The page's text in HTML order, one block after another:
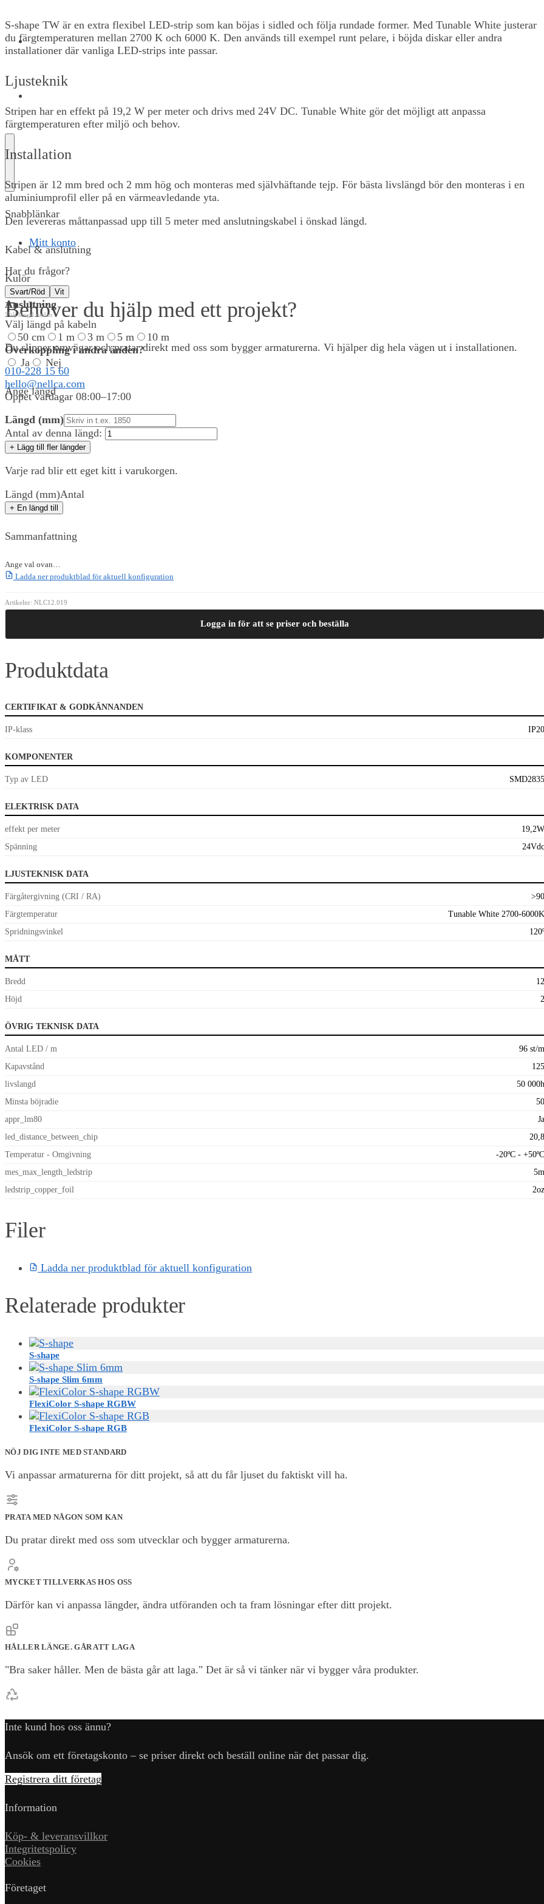
OM OSS
Snabblänkar
Mitt konto
Har du frågor?
Behöver du hjälp med ett projekt?
Du slipper omvägar och pratar direkt med oss som bygger armaturerna. Vi hjälper dig hela vägen ut i installationen.
010-228 15 60
hello@nellca.com
Öppet vardagar 08:00–17:00
0,00KR 0
S-shape TW är en extra flexibel LED-strip som kan böjas i sidled och följa rundade former. Med Tunable White justerar
du färgtemperaturen mellan 2700 K och 6000 K. Den används till exempel runt pelare, i böjda diskar eller andra
installationer där vanliga LED-strips inte passar.
Ljusteknik
Stripen har en effekt på 19,2 W per meter och drivs med 24V DC. Tunable White gör det möjligt att anpassa
färgtemperaturen efter miljö och behov.
Installation
Stripen är 12 mm bred och 2 mm hög och monteras med självhäftande tejp. För bästa livslängd bör den monteras i en
aluminiumprofil eller på en värmeavledande yta.
Den levereras måttanpassad upp till 5 meter med anslutningskabel i önskad längd.
Kabel & anslutning
Kulör
Svart/Röd Vit
Anslutning
Välj längd nedan
Välj längd på kabeln
50 cm
1 m 3 m 5 m
10 m
Överkoppling i andra änden?
Ja
Nej
Ange längd
Längd (mm)
Antal av denna längd:
+ Lägg till fler längder
Varje rad blir ett eget kitt i varukorgen.
Längd (mm)Antal
+ En längd till
Sammanfattning
Ange val ovan…
Ladda ner produktblad för aktuell konfiguration
Artikelnr: NLC12.019
Logga in för att se priser och beställa
Produktdata
CERTIFIKAT & GODKÄNNANDEN
IP-klass IP20
KOMPONENTER
Typ av LED SMD2835
ELEKTRISK DATA
effekt per meter
19,2W
Spänning
24Vdc
LJUSTEKNISK DATA
Färgåtergivning (CRI / RA)
>90
Färgtemperatur
Tunable White 2700-6000K
Spridningsvinkel
120º
MÅTT
Bredd
12
Höjd
2
ÖVRIG TEKNISK DATA
Antal LED / m
96 st/m
Kapavstånd
125
livslangd
50 000h
Minsta böjradie
50
appr_lm80
Ja
led_distance_between_chip
20,8
Temperatur - Omgivning
-20ºC - +50ºC
mes_max_length_ledstrip
5m
ledstrip_copper_foil
2oz
Filer
Ladda ner produktblad för aktuell konfiguration
Relaterade produkter
S-shape
S-shape Slim 6mm
FlexiColor S-shape RGBW
FlexiColor S-shape RGB
NÖJ DIG INTE MED STANDARD
Vi anpassar armaturerna för ditt projekt, så att du får ljuset du faktiskt vill ha.
PRATA MED NÅGON SOM KAN
Du pratar direkt med oss som utvecklar och bygger armaturerna.
MYCKET TILLVERKAS HOS OSS
Därför kan vi anpassa längder, ändra utföranden och ta fram lösningar efter ditt projekt.
HÅLLER LÄNGE. GÅR ATT LAGA
"Bra saker håller. Men de bästa går att laga." Det är så vi tänker när vi bygger våra produkter.
Inte kund hos oss ännu?
Ansök om ett företagskonto – se priser direkt och beställ online när det passar dig.
Registrera ditt företag
Information
Köp- & leveransvillkor
Integritetspolicy
Cookies
Företaget